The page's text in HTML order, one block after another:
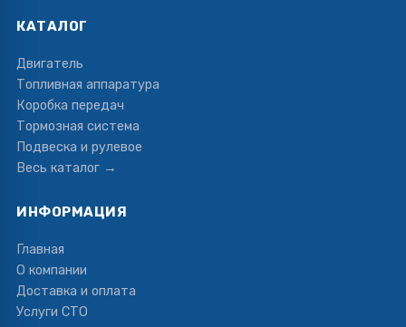
КАТАЛОГ
Двигатель
Топливная аппаратура
Коробка передач
Тормозная система
Подвеска и рулевое
Весь каталог →
ИНФОРМАЦИЯ
Главная
О компании
Доставка и оплата
Услуги СТО